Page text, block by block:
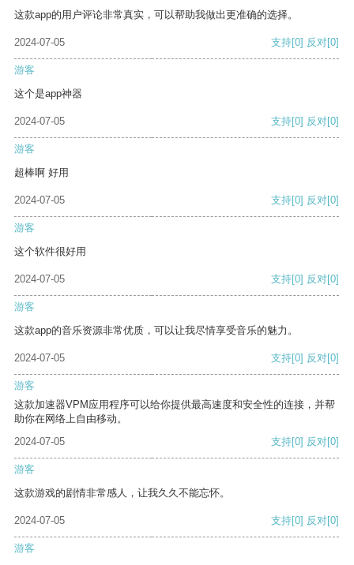
这款app的用户评论非常真实，可以帮助我做出更准确的选择。
2024-07-05 支持[0] 反对[0]
游客
这个是app神器
2024-07-05 支持[0] 反对[0]
游客
超棒啊 好用
2024-07-05 支持[0] 反对[0]
游客
这个软件很好用
2024-07-05 支持[0] 反对[0]
游客
这款app的音乐资源非常优质，可以让我尽情享受音乐的魅力。
2024-07-05 支持[0] 反对[0]
游客
这款加速器VPM应用程序可以给你提供最高速度和安全性的连接，并帮
助你在网络上自由移动。
2024-07-05
支持[0] 反对[0]
游客
这款游戏的剧情非常感人，让我久久不能忘怀。
2024-07-05 支持[0] 反对[0]
游客